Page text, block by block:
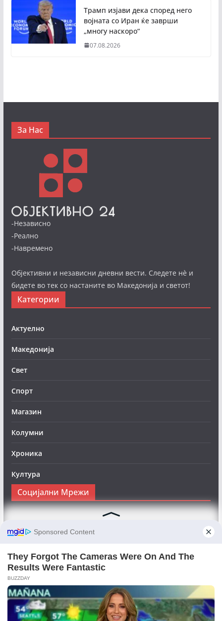
Трамп изјави дека според него
војната со Иран ќе заврши
„многу наскоро“
07.08.2026
За Нас
-Независно
-Реално
-Навремено
Објективни и независни дневни вести. Следете нè и
бидете во тек со настаните во Македонија и светот!
Категории
Актуелно
Македонија
Свет
Спорт
Магазин
Колумни
Хроника
Култура
Социјални Мрежи
Следете нè на Фејсбук за да сте во тек со најновите